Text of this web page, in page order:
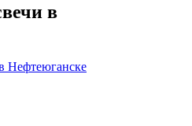
в
Нефтеюганске